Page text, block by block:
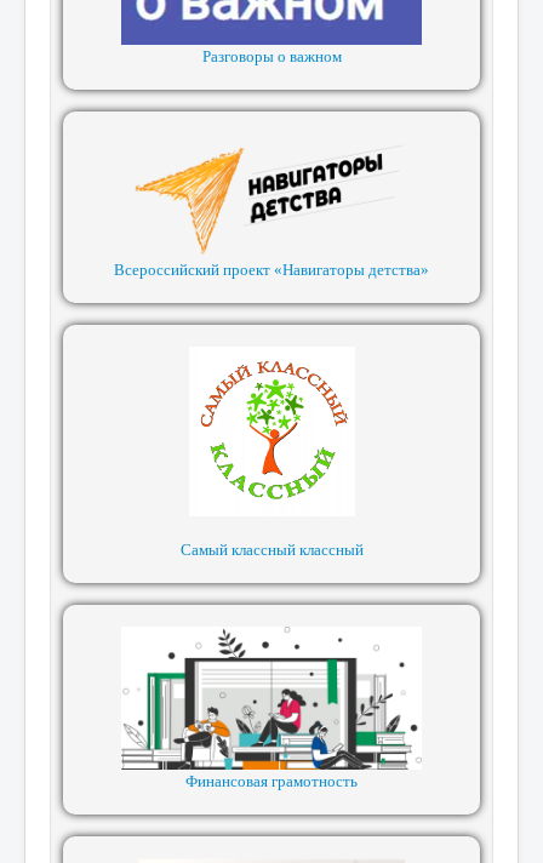
Разговоры о важном
Всероссийский проект «Навигаторы детства»
Самый классный классный
Финансовая грамотность